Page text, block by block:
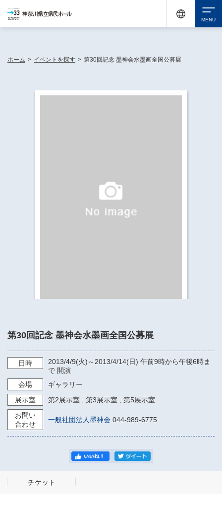
ホーム > イベントを探す > 第30回記念 墨神会水墨画全国公募展
第30回記念 墨神会水墨画全国公募展
日時 2013/4/9(火)～ 2013/4/14(日) 午前9時から午後6時ま
で 開演
会場
ギャラリー
展示室
第2展示室 第3展示室
第5展示室
お問い
合わせ
一般社団法人墨神会 044-989-6775
チケット